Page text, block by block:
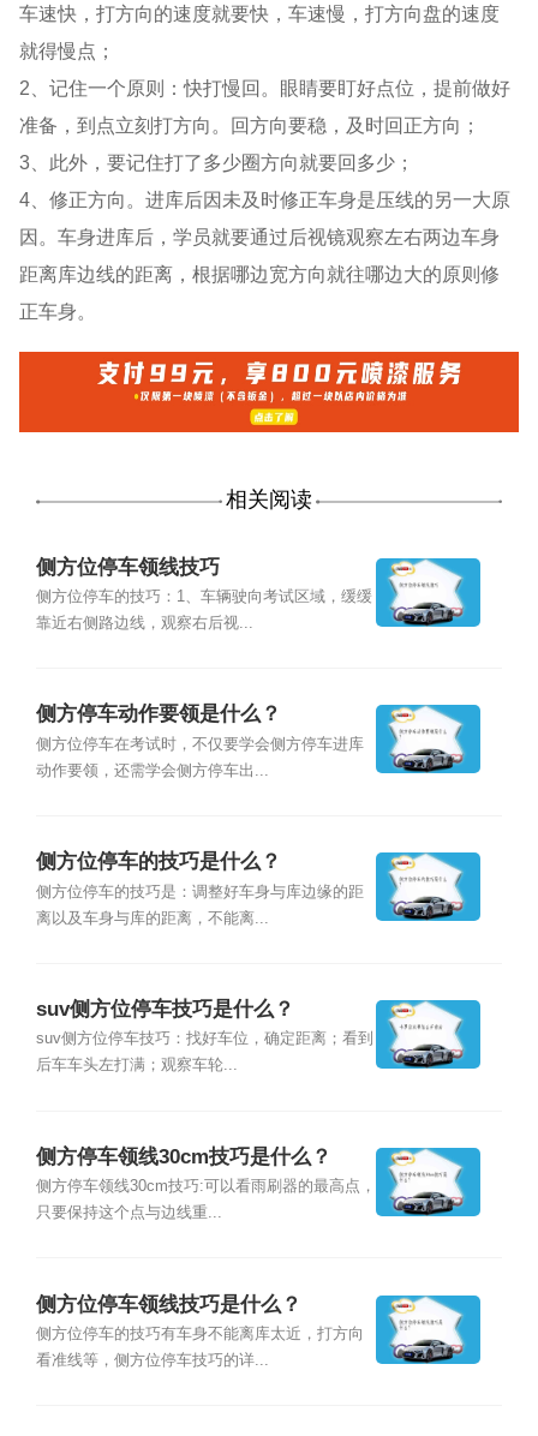
车速快，打方向的速度就要快，车速慢，打方向盘的速度
就得慢点；
2、记住一个原则：快打慢回。眼睛要盯好点位，提前做好
准备，到点立刻打方向。回方向要稳，及时回正方向；
3、此外，要记住打了多少圈方向就要回多少；
4、修正方向。进库后因未及时修正车身是压线的另一大原
因。车身进库后，学员就要通过后视镜观察左右两边车身
距离库边线的距离，根据哪边宽方向就往哪边大的原则修
正车身。
相关阅读
侧方位停车领线技巧
侧方位停车的技巧：1、车辆驶向考试区域，缓缓
靠近右侧路边线，观察右后视...
侧方停车动作要领是什么？
侧方位停车在考试时，不仅要学会侧方停车进库
动作要领，还需学会侧方停车出...
侧方位停车的技巧是什么？
侧方位停车的技巧是：调整好车身与库边缘的距
离以及车身与库的距离，不能离...
suv侧方位停车技巧是什么？
suv侧方位停车技巧：找好车位，确定距离；看到
后车车头左打满；观察车轮...
侧方停车领线30cm技巧是什么？
侧方停车领线30cm技巧:可以看雨刷器的最高点，
只要保持这个点与边线重...
侧方位停车领线技巧是什么？
侧方位停车的技巧有车身不能离库太近，打方向
看准线等，侧方位停车技巧的详...